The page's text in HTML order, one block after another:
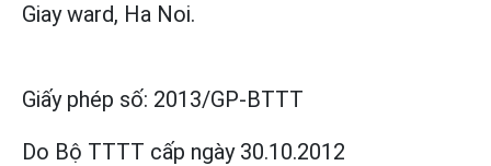
Giay ward, Ha Noi.
Giấy phép số: 2013/GP-BTTT
Do Bộ TTTT cấp ngày 30.10.2012